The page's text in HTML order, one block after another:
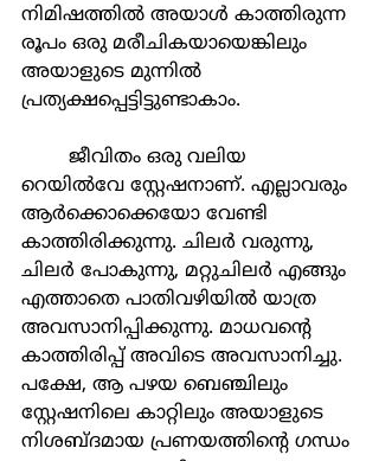
നിമിഷത്തിൽ അയാൾ കാത്തിരുന്ന
രൂപം ഒരു മരീചികയായെങ്കിലും
അയാളുടെ മുന്നിൽ
പ്രത്യക്ഷപ്പെട്ടിട്ടുണ്ടാകാം.
റെയിൽവേ സ്റ്റേഷനാണ്. എല്ലാവരും
ആർക്കൊക്കെയോ വേണ്ടി
കാത്തിരിക്കുന്നു. ചിലർ വരുന്നു,
ചിലർ പോകുന്നു, മറ്റുചിലർ എങ്ങും
എത്താതെ പാതിവഴിയിൽ യാത്ര
അവസാനിപ്പിക്കുന്നു. മാധവന്റെ
കാത്തിരിപ്പ് അവിടെ അവസാനിച്ചു.
പക്ഷേ, ആ പഴയ ബെഞ്ചിലും
സ്റ്റേഷനിലെ കാറ്റിലും അയാളുടെ
നിശബ്ദമായ പ്രണയത്തിന്റെ ഗന്ധം